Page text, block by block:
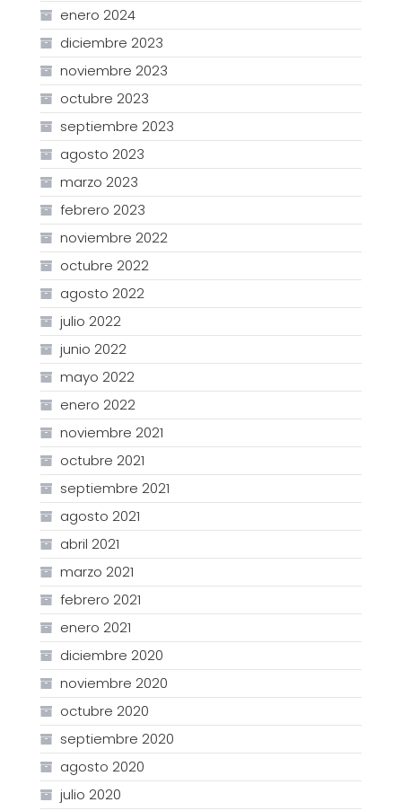
enero 2024
diciembre 2023
noviembre 2023
octubre 2023
septiembre 2023
agosto 2023
marzo 2023
febrero 2023
noviembre 2022
octubre 2022
agosto 2022
julio 2022
junio 2022
mayo 2022
enero 2022
noviembre 2021
octubre 2021
septiembre 2021
agosto 2021
abril 2021
marzo 2021
febrero 2021
enero 2021
diciembre 2020
noviembre 2020
octubre 2020
septiembre 2020
agosto 2020
julio 2020